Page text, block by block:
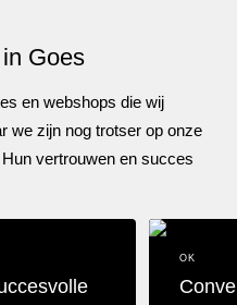
Goes
en webshops die wij
we zijn nog trotser op onze
vertrouwen en succes
OK